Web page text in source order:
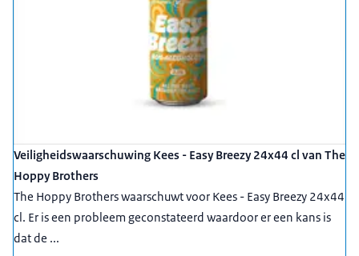
Veiligheidswaarschuwing Kees - Easy Breezy 24x44 cl van The
Hoppy Brothers
The Hoppy Brothers waarschuwt voor Kees - Easy Breezy 24x44
cl. Er is een probleem geconstateerd waardoor er een kans is
dat de ...